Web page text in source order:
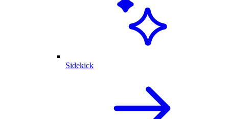
Sidekick